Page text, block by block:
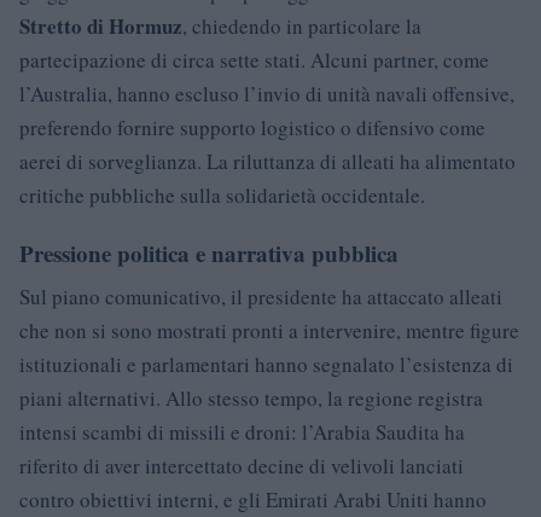
Stretto di Hormuz, chiedendo in particolare la
partecipazione di circa sette stati. Alcuni partner, come
l’Australia, hanno escluso l’invio di unità navali offensive,
preferendo fornire supporto logistico o difensivo come
aerei di sorveglianza. La riluttanza di alleati ha alimentato
critiche pubbliche sulla solidarietà occidentale.
Pressione politica e narrativa pubblica
Sul piano comunicativo, il presidente ha attaccato alleati
che non si sono mostrati pronti a intervenire, mentre figure
istituzionali e parlamentari hanno segnalato l’esistenza di
piani alternativi. Allo stesso tempo, la regione registra
intensi scambi di missili e droni: l’Arabia Saudita ha
riferito di aver intercettato decine di velivoli lanciati
contro obiettivi interni, e gli Emirati Arabi Uniti hanno